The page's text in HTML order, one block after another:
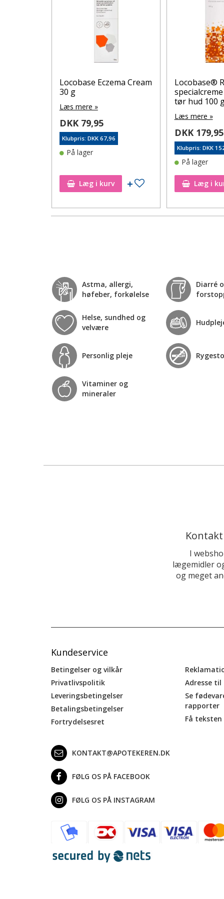
Tilføj til ønskeseddel
Locobase Eczema Cream
30 g
Læs mere »
DKK 79,95
Klubpris: DKK 67,96
På lager
Læg i kurv Tilføj til ønskeseddel
Locobase®
tør hud 100
Læs mere »
DKK 179,95
Klubpris: DKK
På lager
Læg i
Astma, allergi,
høfeber, forkølelse
Diarré
Helse, sundhed og
velvære
Personlig pleje
Vitaminer og
mineraler
I
lægemidler
og meget
Kundeservice
Betingelser og vilkår
Privatlivspolitik
Leveringsbetingelser
Betalingsbetingelser
Fortrydelsesret
Adresse
Se
rapporter
Få
KONTAKT@APOTEKEREN.DK
FØLG OS PÅ FACEBOOK
FØLG OS PÅ INSTAGRAM